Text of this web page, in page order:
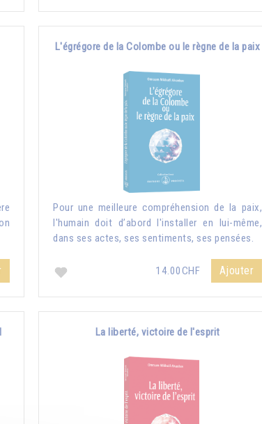
L'égrégore de la Colombe ou le règne de la paix
Pour une meilleure compréhension de la paix,
l'humain doit d’abord l'installer en lui-même,
dans ses actes, ses sentiments, ses pensées.
14.00CHF Ajouter
La liberté, victoire de l'esprit